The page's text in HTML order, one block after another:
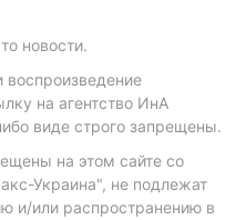
новости.
воспроизведение
на агентство ИнА
виде строго запрещены.
на этом сайте со
Украина", не подлежат
и/или распространению в